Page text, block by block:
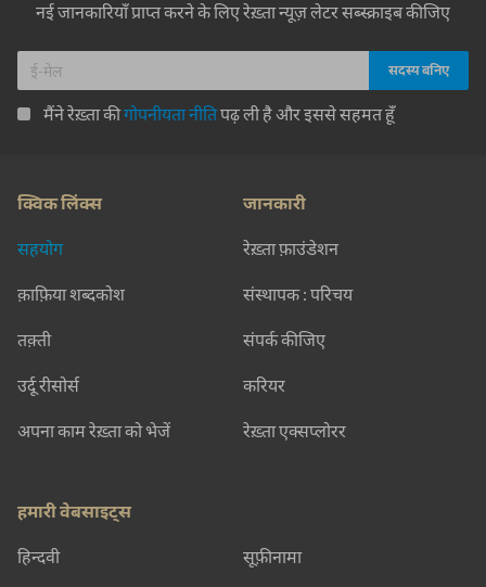
नई जानकारियाँ प्राप्त करने के लिए रेख़्ता न्यूज़ लेटर सब्स्क्राइब कीजिए
मैंने रेख़्ता कीगोपनीयता नीतिपढ़ ली है और इससे सहमत हूँ
क्विक लिंक्स
सहयोग
क़ाफ़िया शब्दकोश
तक़्ती
उर्दू रीसोर्स
अपना काम रेख़्ता को भेजें
जानकारी
रेख़्ता फ़ाउंडेशन
संस्थापक : परिचय
संपर्क कीजिए
करियर
रेख़्ता एक्सप्लोरर
हमारी वेबसाइट्स
हिन्दवी सूफ़ीनामा